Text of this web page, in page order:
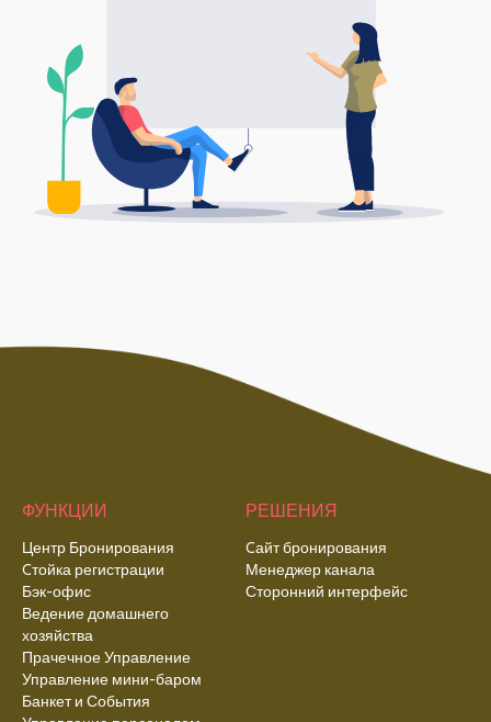
ФУНКЦИИ
Центр Бронирования
Cтойка регистрации
Бэк-офис
Ведение домашнего
хозяйства
Прачечное Управление
Управление мини-баром
Банкет и События
РЕШЕНИЯ
Cайт бронирования
Менеджер канала
Сторонний интерфейс